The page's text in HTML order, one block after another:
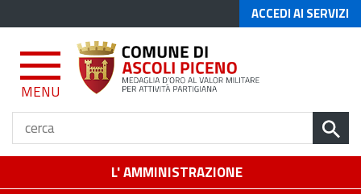
ACCEDI AI SERVIZI
MENU
L' AMMINISTRAZIONE